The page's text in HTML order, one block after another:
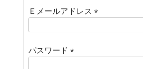
須
Ｅメールアドレス
パスワード